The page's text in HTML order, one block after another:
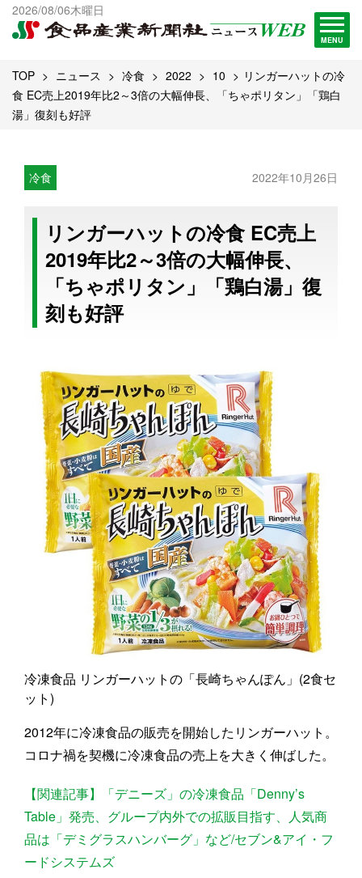
2026/08/06木曜日
MENU
出版物一覧へ
試読・購読申し込み
TOP ニュース 冷食 2022 10
リンガーハットの冷
食 EC売上2019年比2～3倍の大幅伸長、「ちゃポリタン」「鶏白
湯」復刻も好評
冷食 2022年10月26日
リンガーハットの冷食 EC売上
2019年比2～3倍の大幅伸長、
「ちゃポリタン」「鶏白湯」復
刻も好評
冷凍食品 リンガーハットの「長崎ちゃんぽん」(2食セ
ット)
2012年に冷凍食品の販売を開始したリンガーハット。
コロナ禍を契機に冷凍食品の売上を大きく伸ばした。
【関連記事】「デニーズ」の冷凍食品「Denny’s
Table」発売、グループ内外での拡販目指す、人気商
品は「デミグラスハンバーグ」など/セブン&アイ・フ
ードシステムズ